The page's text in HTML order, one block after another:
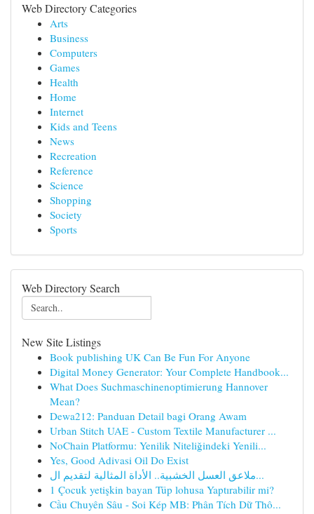
Web Directory Categories
Arts
Business
Computers
Games
Health
Home
Internet
Kids and Teens
News
Recreation
Reference
Science
Shopping
Society
Sports
Web Directory Search
New Site Listings
Book publishing UK Can Be Fun For Anyone
Digital Money Generator: Your Complete Handbook...
What Does Suchmaschinenoptimierung Hannover
Mean?
Dewa212: Panduan Detail bagi Orang Awam
Urban Stitch UAE - Custom Textile Manufacturer ...
NoChain Platformu: Yenilik Niteliğindeki Yenili...
Yes, Good Adivasi Oil Do Exist
ملاعق العسل الخشبية.. الأداة المثالية لتقديم ال...
1 Çocuk yetişkin bayan Tüp lohusa Yaptırabilir mi?
Cầu Chuyên Sâu - Soi Kép MB: Phân Tích Dữ Thô...